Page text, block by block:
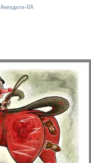
Анекдоти-UA